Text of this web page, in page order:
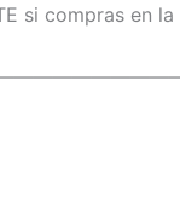
si compras en